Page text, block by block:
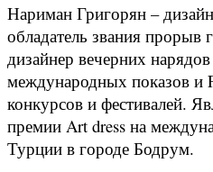
Нариман Григорян –
обладатель звания прорыв
дизайнер вечерних
международных показов и
конкурсов и фестивалей.
премии Art dress на
Турции в городе Бодрум.